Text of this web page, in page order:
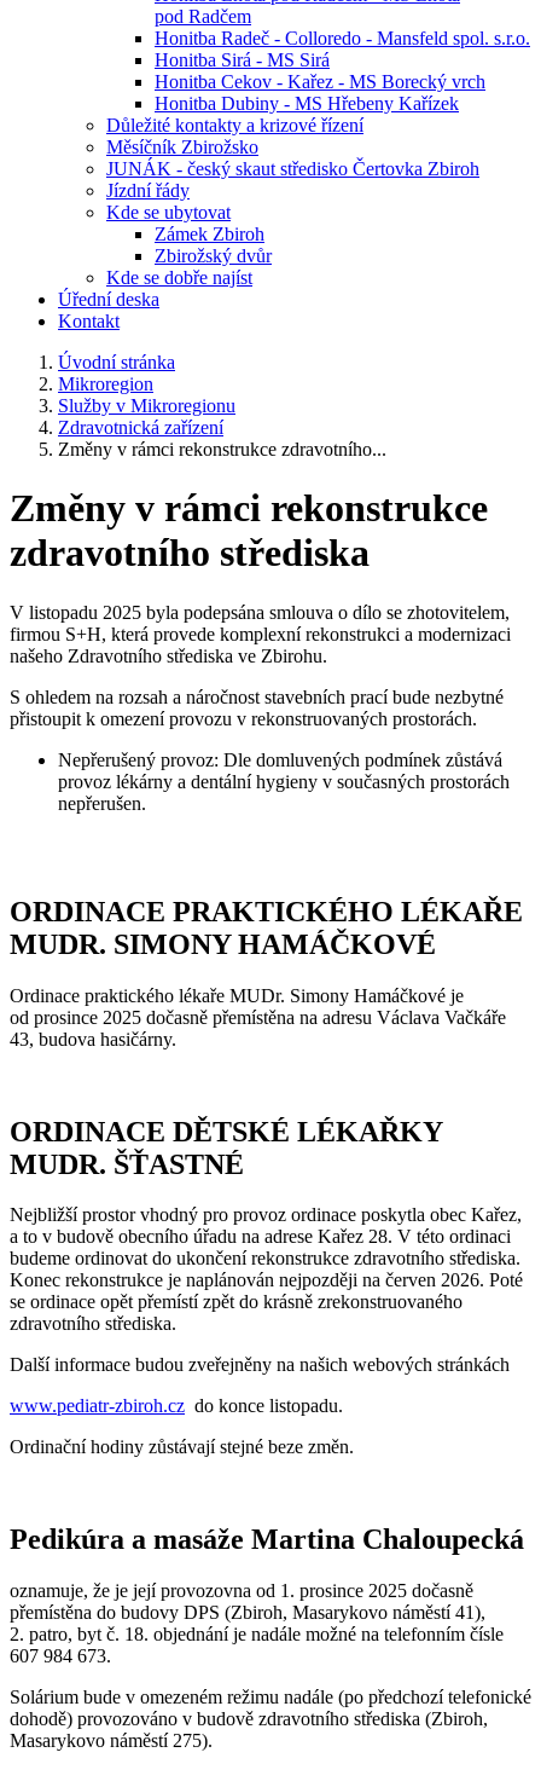
pod Radčem
Honitba Radeč - Colloredo - Mansfeld spol. s.r.o.
Honitba Sirá - MS Sirá
Honitba Cekov - Kařez - MS Borecký vrch
Honitba Dubiny - MS Hřebeny Kařízek
Důležité kontakty a krizové řízení
Měsíčník Zbirožsko
JUNÁK - český skaut středisko Čertovka Zbiroh
Jízdní řády
Kde se ubytovat
Zámek Zbiroh
Zbirožský dvůr
Kde se dobře najíst
Úřední deska
Kontakt
Úvodní stránka
Mikroregion
Služby v Mikroregionu
Zdravotnická zařízení
Změny v rámci rekonstrukce zdravotního...
Změny v rámci rekonstrukce
zdravotního střediska
V listopadu 2025 byla podepsána smlouva o dílo se zhotovitelem,
firmou S+H, která provede komplexní rekonstrukci a modernizaci
našeho Zdravotního střediska ve Zbirohu.
S ohledem na rozsah a náročnost stavebních prací bude nezbytné
přistoupit k omezení provozu v rekonstruovaných prostorách.
Nepřerušený provoz: Dle domluvených podmínek zůstává
provoz lékárny a dentální hygieny v současných prostorách
nepřerušen.
ORDINACE PRAKTICKÉHO LÉKAŘE
MUDR. SIMONY HAMÁČKOVÉ
Ordinace praktického lékaře MUDr. Simony Hamáčkové je
od prosince 2025 dočasně přemístěna na adresu Václava Vačkáře
43, budova hasičárny.
ORDINACE DĚTSKÉ LÉKAŘKY
MUDR. ŠŤASTNÉ
Nejbližší prostor vhodný pro provoz ordinace poskytla obec Kařez,
a to v budově obecního úřadu na adrese Kařez 28. V této ordinaci
budeme ordinovat do ukončení rekonstrukce zdravotního střediska.
Konec rekonstrukce je naplánován nejpozději na červen 2026. Poté
se ordinace opět přemístí zpět do krásně zrekonstruovaného
zdravotního střediska.
Další informace budou zveřejněny na našich webových stránkách
www.pediatr-zbiroh.cz do konce listopadu.
Ordinační hodiny zůstávají stejné beze změn.
Pedikúra a masáže Martina Chaloupecká
oznamuje, že je její provozovna od 1. prosince 2025 dočasně
přemístěna do budovy DPS (Zbiroh, Masarykovo náměstí 41),
2. patro, byt č. 18. objednání je nadále možné na telefonním čísle
607 984 673.
Solárium bude v omezeném režimu nadále (po předchozí telefonické
dohodě) provozováno v budově zdravotního střediska (Zbiroh,
Masarykovo náměstí 275).